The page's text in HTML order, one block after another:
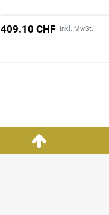
409.10 CHF inkl. MwSt.